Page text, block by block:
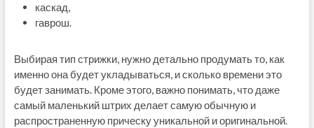
каскад,
гаврош.
Выбирая тип стрижки, нужно детально продумать то, как
именно она будет укладываться, и сколько времени это
будет занимать. Кроме этого, важно понимать, что даже
самый маленький штрих делает самую обычную и
распространенную прическу уникальной и оригинальной.